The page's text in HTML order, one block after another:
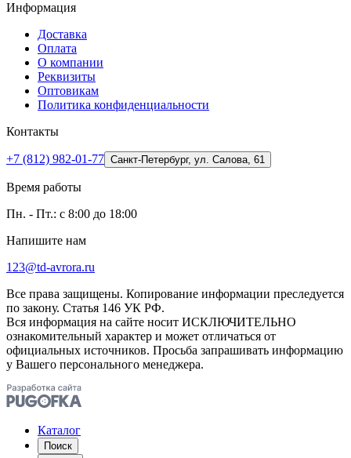
Информация
Доставка
Оплата
О компании
Реквизиты
Оптовикам
Политика конфиденциальности
Контакты
+7 (812) 982-01-77 Санкт-Петербург, ул. Салова, 61
Время работы
Пн. - Пт.: с 8:00 до 18:00
Напишите нам
123@td-avrora.ru
Все права защищены. Копирование информации преследуется
по закону. Статья 146 УК РФ.
Вся информация на сайте носит ИСКЛЮЧИТЕЛЬНО
ознакомительный характер и может отличаться от
официальных источников. Просьба запрашивать информацию
у Вашего персонального менеджера.
Каталог
Поиск